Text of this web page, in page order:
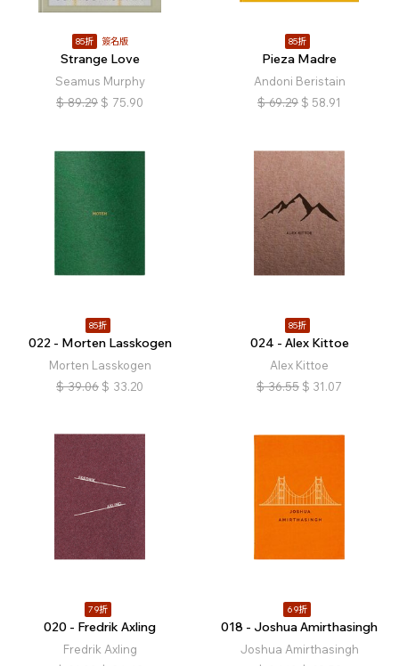
85折 簽名版
Strange Love
Seamus Murphy
$ 89.29 $ 75.90
85折
Pieza Madre
Andoni Beristain
$ 69.29 $ 58.91
85折
022 - Morten Lasskogen
Morten Lasskogen
$ 39.06 $ 33.20
85折
024 - Alex Kittoe
Alex Kittoe
$ 36.55 $ 31.07
79折
020 - Fredrik Axling
Fredrik Axling
69折
018 - Joshua Amirthasingh
Joshua Amirthasingh